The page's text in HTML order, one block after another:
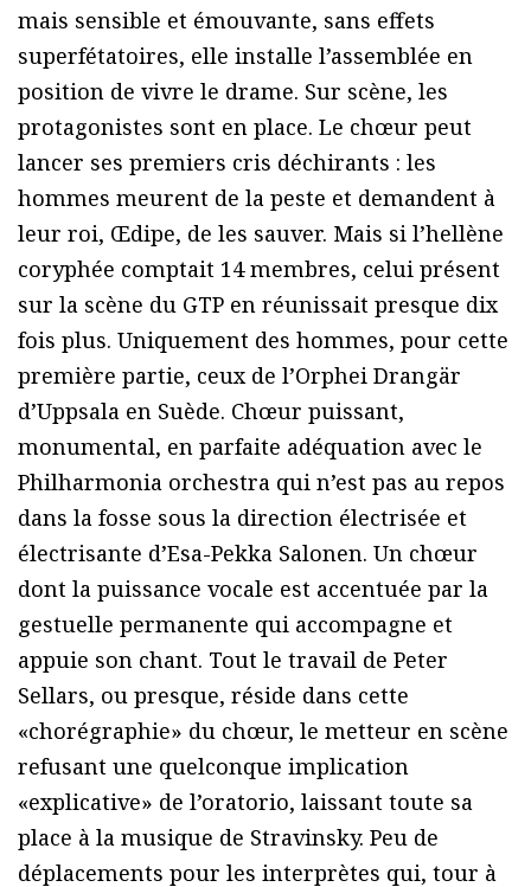
mais sensible et émouvante, sans effets
superfétatoires, elle installe l’assemblée en
position de vivre le drame. Sur scène, les
protagonistes sont en place. Le chœur peut
lancer ses premiers cris déchirants : les
hommes meurent de la peste et demandent à
leur roi, Œdipe, de les sauver. Mais si l’hellène
coryphée comptait 14 membres, celui présent
sur la scène du GTP en réunissait presque dix
fois plus. Uniquement des hommes, pour cette
première partie, ceux de l’Orphei Drangär
d’Uppsala en Suède. Chœur puissant,
monumental, en parfaite adéquation avec le
Philharmonia orchestra qui n’est pas au repos
dans la fosse sous la direction électrisée et
électrisante d’Esa-Pekka Salonen. Un chœur
dont la puissance vocale est accentuée par la
gestuelle permanente qui accompagne et
appuie son chant. Tout le travail de Peter
Sellars, ou presque, réside dans cette
«chorégraphie» du chœur, le metteur en scène
refusant une quelconque implication
«explicative» de l’oratorio, laissant toute sa
place à la musique de Stravinsky. Peu de
déplacements pour les interprètes qui, tour à